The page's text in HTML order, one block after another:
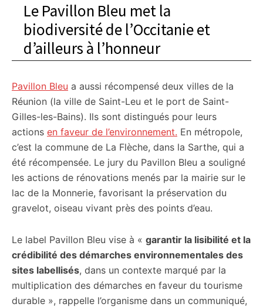
Le Pavillon Bleu met la
biodiversité de l’Occitanie et
d’ailleurs à l’honneur
Pavillon Bleu a aussi récompensé deux villes de la
Réunion (la ville de Saint-Leu et le port de Saint-
Gilles-les-Bains). Ils sont distingués pour leurs
actions en faveur de l’environnement. En métropole,
c’est la commune de La Flèche, dans la Sarthe, qui a
été récompensée. Le jury du Pavillon Bleu a souligné
les actions de rénovations menés par la mairie sur le
lac de la Monnerie, favorisant la préservation du
gravelot, oiseau vivant près des points d’eau.
Le label Pavillon Bleu vise à « garantir la lisibilité et la
crédibilité des démarches environnementales des
sites labellisés, dans un contexte marqué par la
multiplication des démarches en faveur du tourisme
durable », rappelle l’organisme dans un communiqué,